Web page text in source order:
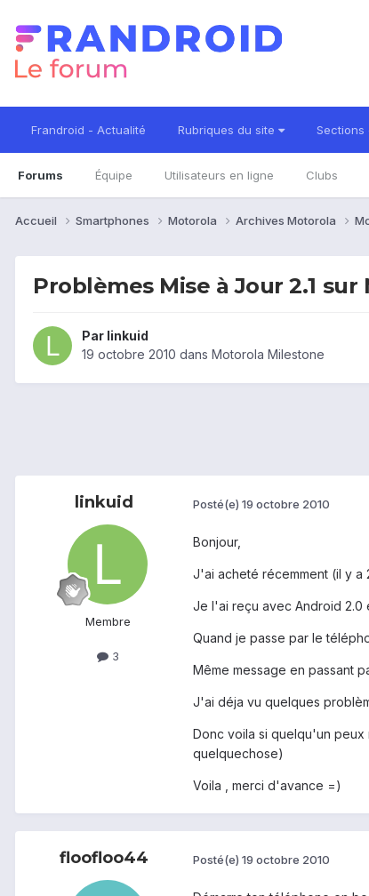
Frandroid - Actualité Rubriques du site Sections
Forums Équipe Utilisateurs en ligne Clubs
Accueil Smartphones Motorola Archives Motorola
Problèmes Mise à Jour 2.1
Par linkuid
19 octobre 2010 dans Motorola Milestone
linkuid
Membre
3
Posté(e) 19 octobre 2010
Bonjour,
J'ai acheté récemment (il y a
Je l'ai reçu avec Android 2.0
Quand je passe par le
Même message en passant
J'ai déja vu quelques
Donc voila si quelqu'un
quelquechose)
Voila , merci d'avance =)
floofloo44 Posté(e) 19 octobre 2010